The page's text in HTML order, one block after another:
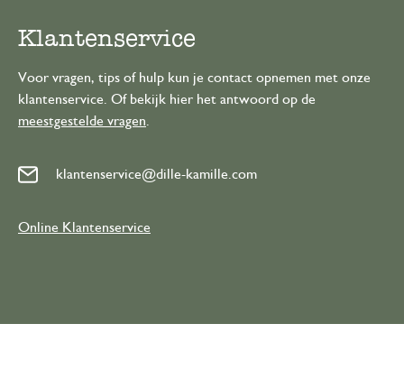
Klantenservice
Voor vragen, tips of hulp kun je contact opnemen met onze
klantenservice. Of bekijk hier het antwoord op de
meestgestelde vragen
klantenservice@dille-kamille.com
Online Klantenservice